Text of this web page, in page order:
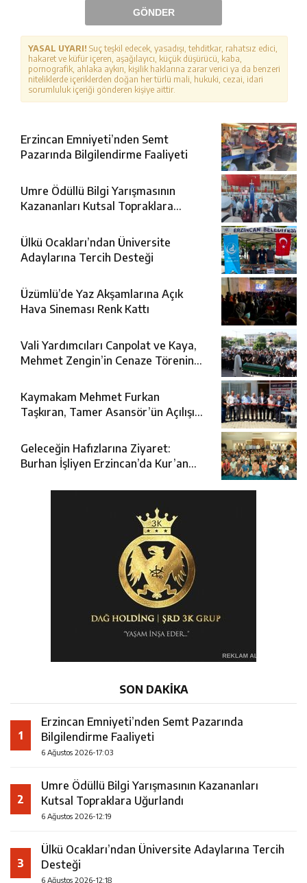
GÖNDER
YASAL UYARI! Suç teşkil edecek, yasadışı, tehditkar, rahatsız edici,
hakaret ve küfür içeren, aşağılayıcı, küçük düşürücü, kaba,
pornografik, ahlaka aykırı, kişilik haklarına zarar verici ya da benzeri
niteliklerde içeriklerden doğan her türlü mali, hukuki, cezai, idari
sorumluluk içeriği gönderen kişiye aittir.
Erzincan Emniyeti’nden Semt
Pazarında Bilgilendirme Faaliyeti
Umre Ödüllü Bilgi Yarışmasının
Kazananları Kutsal Topraklara
Ülkü Ocakları’ndan Üniversite
Adaylarına Tercih Desteği
Üzümlü’de Yaz Akşamlarına Açık
Hava Sineması Renk Kattı
Vali Yardımcıları Canpolat ve Kaya,
Mehmet Zengin’in Cenaze Törenine
Kaymakam Mehmet Furkan
Taşkıran, Tamer Asansör’ün Açılışına
Geleceğin Hafızlarına Ziyaret:
Burhan İşliyen Erzincan’da Kur’an
SON DAKİKA
1
Erzincan Emniyeti’nden Semt Pazarında
Bilgilendirme Faaliyeti
6 Ağustos 2026-17:03
2
Umre Ödüllü Bilgi Yarışmasının Kazananları
Kutsal Topraklara Uğurlandı
6 Ağustos 2026-12:19
3
Ülkü Ocakları’ndan Üniversite Adaylarına Tercih
Desteği
6 Ağustos 2026-12:18